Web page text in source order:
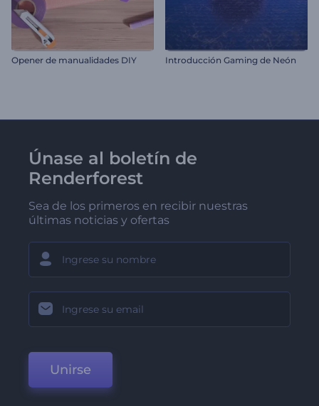
Opener de manualidades DIY Introducción Gaming de Neón
Únase al boletín de
Renderforest
Sea de los primeros en recibir nuestras
últimas noticias y ofertas
Unirse